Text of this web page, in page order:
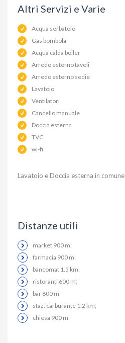
Altri Servizi e Varie
Acqua serbatoio
Gas bombola
Acqua calda boiler
Arredo esterno tavoli
Arredo esterno sedie
Lavatoio
Ventilatori
Cancello manuale
Doccia esterna
TVC
wi-fi
Lavatoio e Doccia esterna in comune
Distanze utili
market 900 m;
farmacia 900 m;
bancomat 1.5 km;
ristoranti 600 m;
bar 800 m;
staz. carburante 1.2 km;
chiesa 900 m;